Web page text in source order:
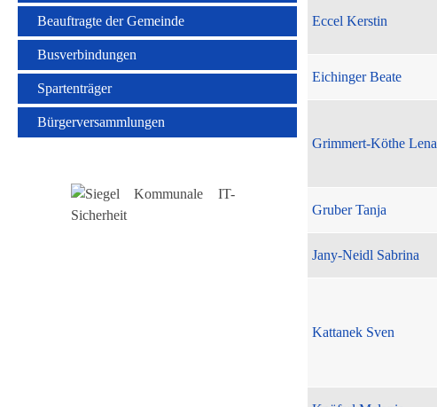
Beauftragte der Gemeinde
Busverbindungen
Spartenträger
Bürgerversammlungen
Eccel Kerstin
Eichinger Beate
Grimmert-Köthe Lena
Gruber Tanja
Jany-Neidl Sabrina
Kattanek Sven